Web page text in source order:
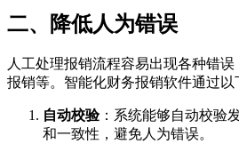
二、降低人为错误
人工处理报销流程容易出现各种错
报销等。智能化财务报销软件通过以
自动校验：系统能够自动校验
和一致性，避免人为错误。